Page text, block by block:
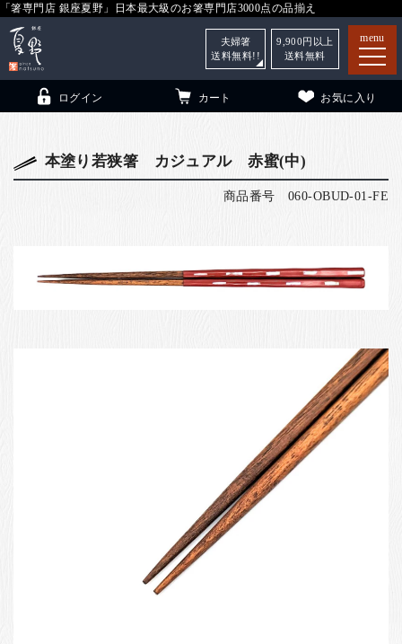
「箸専門店 銀座夏野」日本最大級のお箸専門店3000点の品揃え
menu
銀座夏野・箸長について
ログイン カート お気に入り
夫婦箸
送料無料!!
9,900 円以上
送料無料
本塗り若狭箸 カジュアル 赤蜜(中)
商品番号 060-OBUD-01-FE